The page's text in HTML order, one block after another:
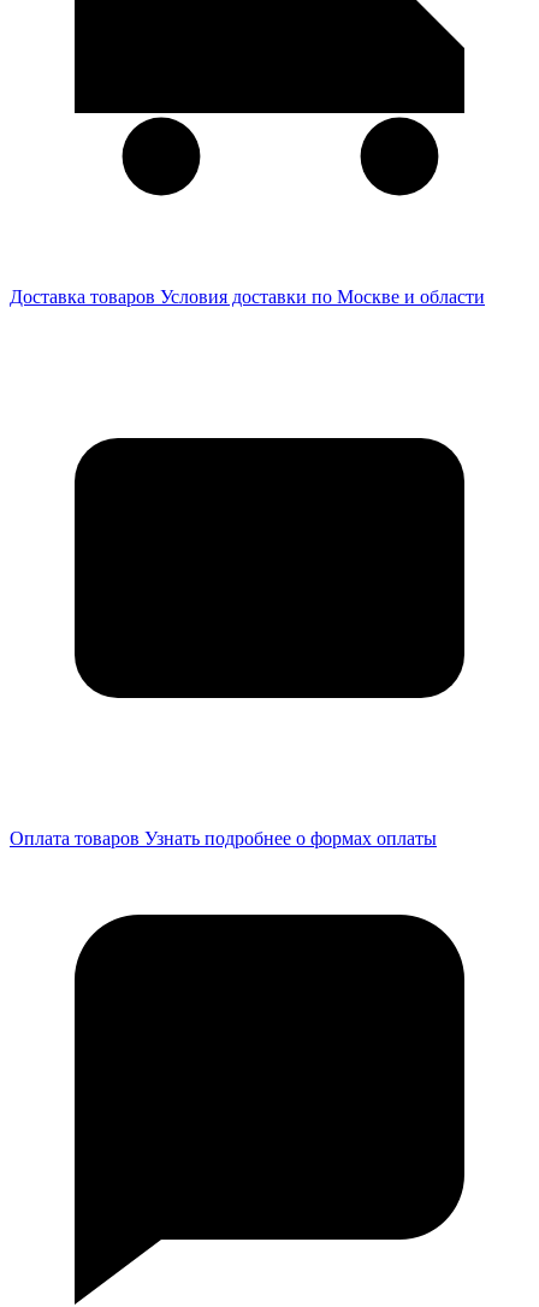
Доставка товаров Условия доставки по Москве и области
Оплата товаров Узнать подробнее о формах оплаты